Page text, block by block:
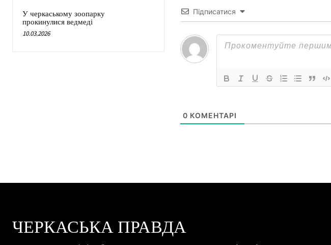
У черкаському зоопарку
прокинулися ведмеді
10.03.2026
Підписатися
0 КОМЕНТАРІ
ЧЕРКАСЬКА ПРАВДА